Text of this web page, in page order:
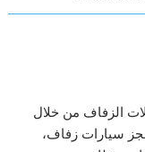
الزفاف من خلال
سيارات زفاف،